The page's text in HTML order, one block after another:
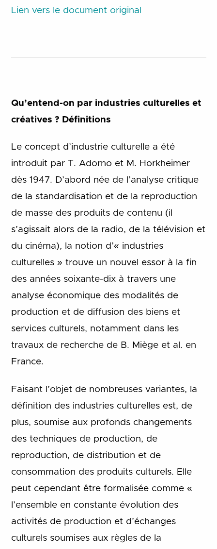
Lien vers le document original
Qu’entend-on par industries culturelles et
créatives ? Définitions
Le concept d’industrie culturelle a été
introduit par T. Adorno et M. Horkheimer
dès 1947. D’abord née de l’analyse critique
de la standardisation et de la reproduction
de masse des produits de contenu (il
s’agissait alors de la radio, de la télévision et
du cinéma), la notion d’« industries
culturelles » trouve un nouvel essor à la fin
des années soixante-dix à travers une
analyse économique des modalités de
production et de diffusion des biens et
services culturels, notamment dans les
travaux de recherche de B. Miège et al. en
France.
Faisant l’objet de nombreuses variantes, la
définition des industries culturelles est, de
plus, soumise aux profonds changements
des techniques de production, de
reproduction, de distribution et de
consommation des produits culturels. Elle
peut cependant être formalisée comme «
l’ensemble en constante évolution des
activités de production et d’échanges
culturels soumises aux règles de la